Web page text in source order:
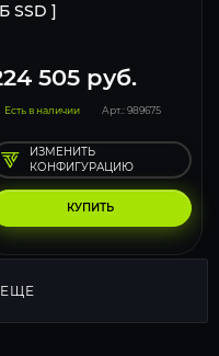
SSD ]
505руб.
Есть в наличии Арт.: 989675
КУПИТЬ
ИЗМЕНИТЬ
КОНФИГУРАЦИЮ